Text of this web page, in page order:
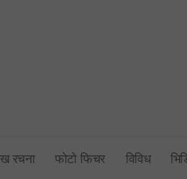
फेसबुकमा आक्रामक पोष्ट गर्ने अन्सारी
रचना फोटो फिचर विविध